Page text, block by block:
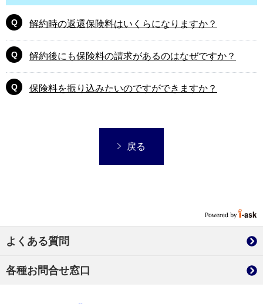
解約時の返還保険料はいくらになりますか？
解約後にも保険料の請求があるのはなぜですか？
保険料を振り込みたいのですができますか？
戻る
よくある質問
各種お問合せ窓口